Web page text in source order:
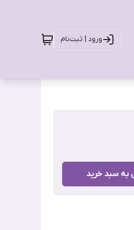
ورود | ثبت‌نام
به سبد خرید